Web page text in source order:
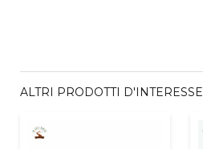
ALTRI PRODOTTI D'INTERESSE